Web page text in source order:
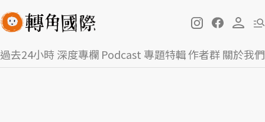
過去24小時深度專欄 Podcast 專題特輯作者群關於我們